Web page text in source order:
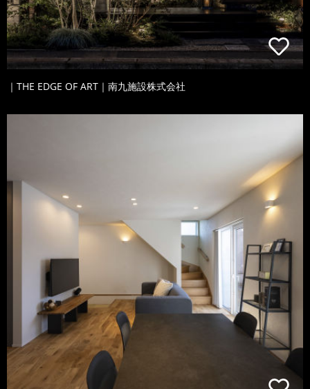
｜THE EDGE OF ART｜南九施設株式会社